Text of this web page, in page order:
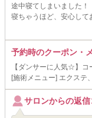
途中寝てしまいました！
寝ちゃうほど、安心して
予約時のクーポン・
【ダンサーに人気☆】
[施術メニュー] エクステ
サロンからの返信